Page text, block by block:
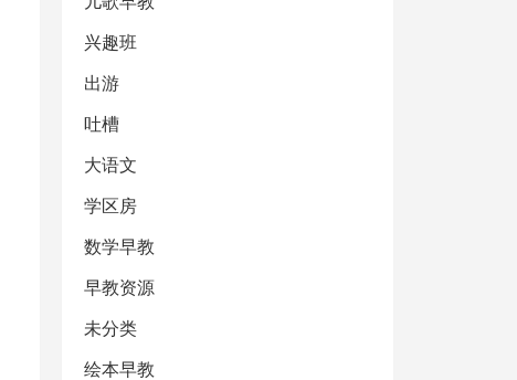
兴趣班
出游
吐槽
大语文
学区房
数学早教
早教资源
未分类
绘本早教